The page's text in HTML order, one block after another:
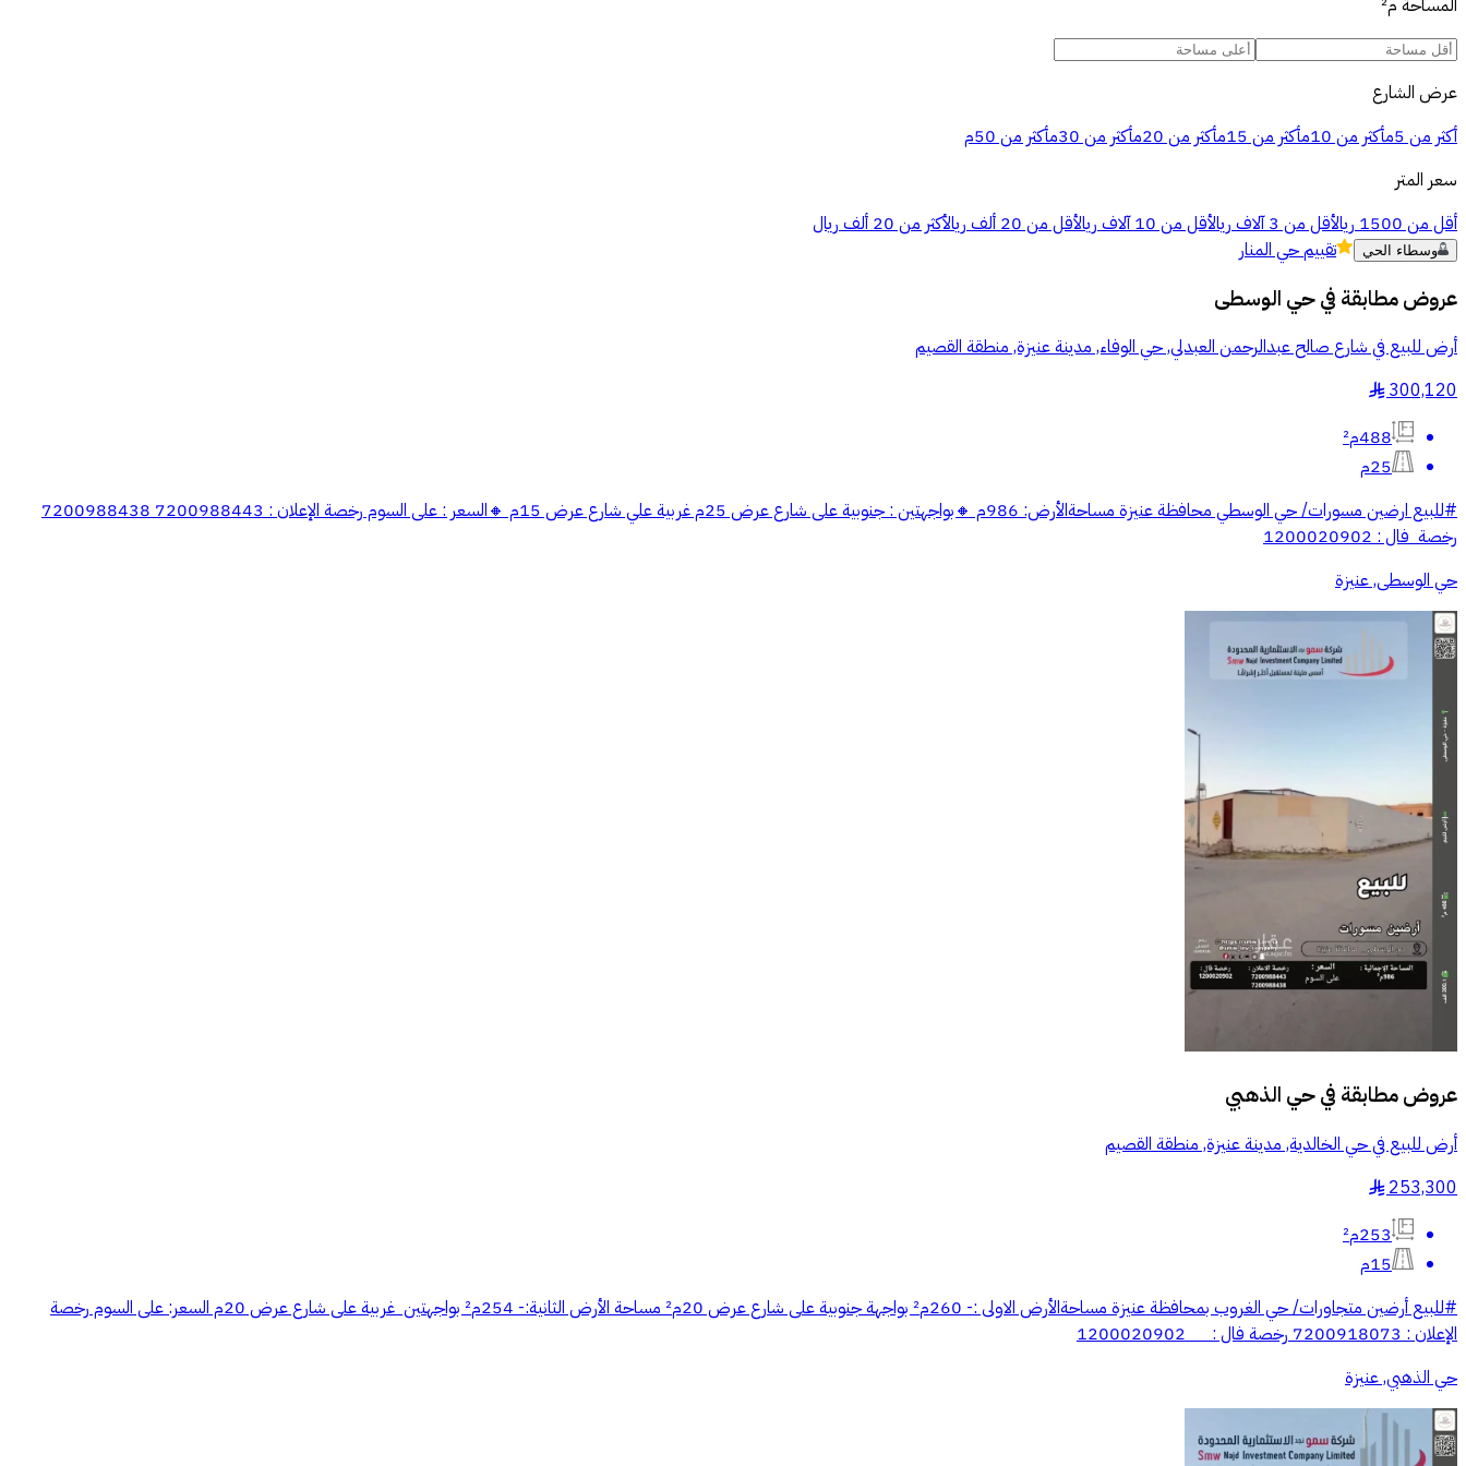
المساحة م²
عرض الشارع
أكثر من 5م
أكثر من 10م أكثر من 15م أكثر من 20م أكثر من 30م
أكثر من 50م
سعر المتر
أقل من 1500 ريال
أقل من 3 آلاف ريال أقل من 10 آلاف ريال أقل من 20 ألف ريال أكثر من 20 ألف ريال
وسطاء الحي تقييمحي المنار
عروض مطابقة فيحي الوسطى
أرض للبيع في شارع صالح عبدالرحمن العبدلي, حي الوفاء, مدينة عنيزة, منطقة القصيم
300,120
§
488م²
25م
#للبيع ارضين مسورات/ حي الوسطي محافظة عنيزة مساحةالأرض: 986م 🔸️بواجهتين : جنوبية على شارع عرض 25م غربية علي شارع عرض 15م 🔸️السعر : على السوم رخصة الإعلان : 7200988443 7200988438
رخصة فال : 1200020902
حي الوسطى, عنيزة
عروض مطابقة فيحي الذهبي
أرض للبيع في حي الخالدية, مدينة عنيزة, منطقة القصيم
253,300
§
253م²
15م
#للبيع أرضين متجاورات/ حي الغروب بمحافظة عنيزة مساحةالأرض الاولى :- 260م² بواجهة جنوبية على شارع عرض 20م² مساحة الأرض الثانية:- 254م² بواجهتين غربية على شارع عرض 20م السعر: على السوم رخصة
الإعلان : 7200918073 رخصة فال : 1200020902
حي الذهبي, عنيزة